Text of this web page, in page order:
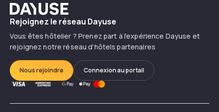
Dayuse
Rejoignez le réseau Dayuse
Vous êtes hôtelier ? Prenez part à l’expérience Dayuse et
rejoignez notre réseau d’hôtels partenaires
Nous rejoindre Connexion au portail